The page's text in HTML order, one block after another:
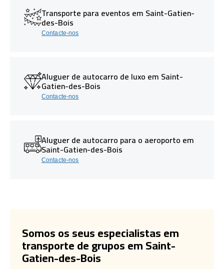
Transporte para eventos em Saint-Gatien-
des-Bois
Contacte-nos
Aluguer de autocarro de luxo em Saint-
Gatien-des-Bois
Contacte-nos
Aluguer de autocarro para o aeroporto em
Saint-Gatien-des-Bois
Contacte-nos
Somos os seus especialistas em
transporte de grupos em Saint-
Gatien-des-Bois